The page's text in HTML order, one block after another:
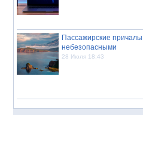
Пассажирские причалы
небезопасными
28 Июля 18:43